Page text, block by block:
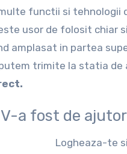
functii si
usor de folosit chiar
amplasat in partea
trimite la statia de
V-a fost de
Logheaza-te